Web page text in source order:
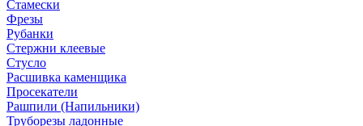
Стамески
Фрезы
Рубанки
Стержни клеевые
Стусло
Расшивка каменщика
Просекатели
Рашпили (Напильники)
Труборезы ладонные